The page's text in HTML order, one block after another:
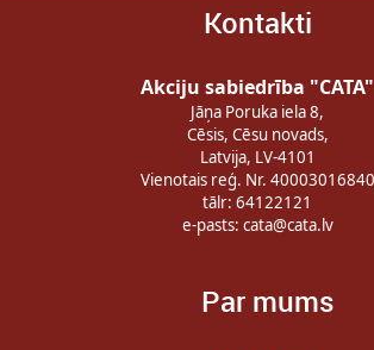
Kontakti
Akciju sabiedrība "CATA"
Jāņa Poruka iela 8,
Cēsis, Cēsu novads,
Latvija, LV-4101
Vienotais reģ. Nr. 40003016840
tālr: 64122121
e-pasts: cata@cata.lv
Par mums